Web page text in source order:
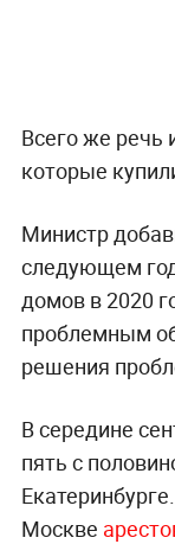
Всего же речь
которые
Министр
следующем
домов в 2020
проблемным
решения
В середине
пять с
Москве